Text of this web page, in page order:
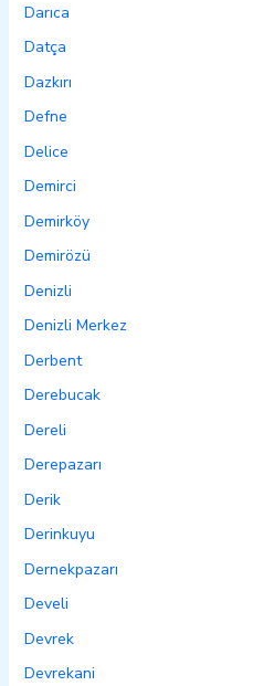
Darıca
Datça
Dazkırı
Defne
Delice
Demirci
Demirköy
Demirözü
Denizli
Denizli Merkez
Derbent
Derebucak
Dereli
Derepazarı
Derik
Derinkuyu
Dernekpazarı
Develi
Devrek
Devrekani